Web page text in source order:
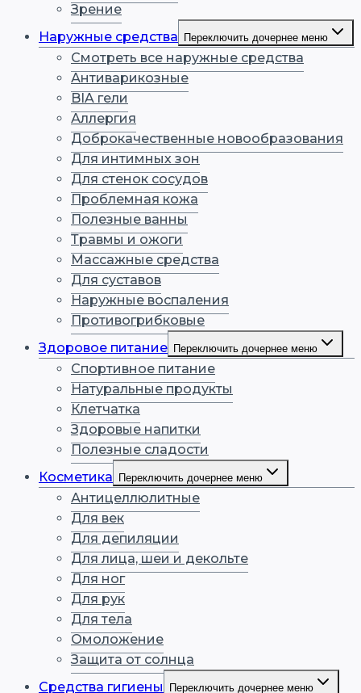
Зрение
Наружные средства
Переключить дочернее меню
Смотреть все наружные средства
Антиварикозные
BIA гели
Аллергия
Доброкачественные новообразования
Для интимных зон
Для стенок сосудов
Проблемная кожа
Полезные ванны
Травмы и ожоги
Массажные средства
Для суставов
Наружные воспаления
Противогрибковые
Здоровое питание Переключить дочернее меню
Спортивное питание
Натуральные продукты
Клетчатка
Здоровые напитки
Полезные сладости
Косметика
Переключить дочернее меню
Антицеллюлитные
Для век
Для депиляции
Для лица, шеи и декольте
Для ног
Для рук
Для тела
Омоложение
Защита от солнца
Средства гигиены
Переключить дочернее меню